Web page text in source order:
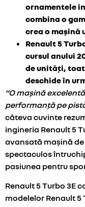
ornamentele
combina o
crea o mașină
Renault 5
cursul anului
de unități,
deschide în
“O mașină
performanță pe
câteva cuvinte
ingineria Renault 5
avansată mașină
spectaculos
pasiunea pentru
Renault 5 Turbo 3E
modelelor Renault 5